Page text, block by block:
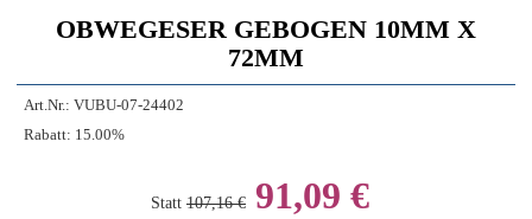
OBWEGESER GEBOGEN 10MM X
72MM
Art.Nr.: VUBU-07-24402
Rabatt: 15.00%
Statt 107,16 € 91,09 €